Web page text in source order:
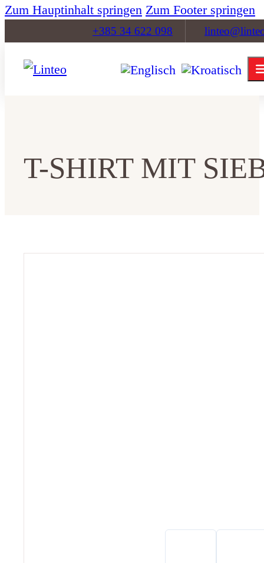
Zum Hauptinhalt springen Zum Footer springen
+385 34 622 098
T-SHIRT MIT